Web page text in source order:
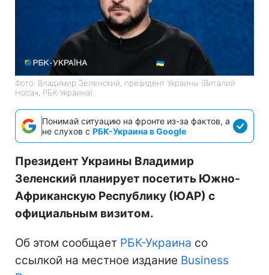
Фото: Владимир Зеленский, президент Украины (Виталий
Носач, РБК-Украина)
Понимай ситуацию на фронте из-за фактов, а
не слухов с РБК-Украина в Google
Президент Украины Владимир
Зеленский планирует посетить Южно-
Африканскую Республику (ЮАР) с
официальным визитом.
Об этом сообщает РБК-Украина со
ссылкой на местное издание Business